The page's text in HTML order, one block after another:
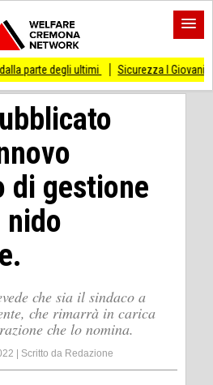
ultimi Sicurezza I Giovani Democratici
di gestione
nido
che sia il sindaco a
che rimarrà in carica
che lo nomina.
Scritto da Redazione